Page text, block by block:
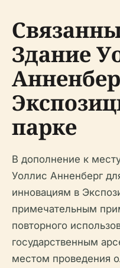
Здание
парке
В дополнение к
Уоллис Анненберг
инновациям в
примечательным
повторного
государственным
местом проведения